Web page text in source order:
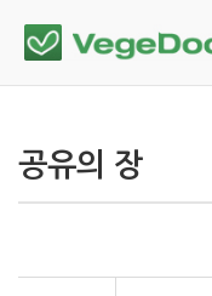
공유의 장